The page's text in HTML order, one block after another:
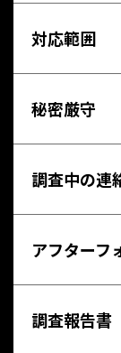
対応範囲
秘密厳守
調査中の連
アフターフ
調査報告書